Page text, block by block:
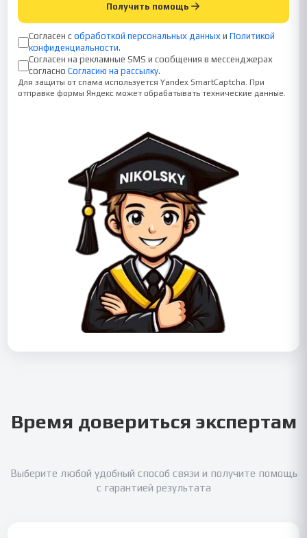
Получить помощь
Согласен с обработкой персональных данных и Политикой
конфиденциальности.
Согласен на рекламные SMS и сообщения в мессенджерах
согласно Согласию на рассылку.
Для защиты от спама используется Yandex SmartCaptcha. При
отправке формы Яндекс может обрабатывать технические данные.
Время довериться экспертам
Выберите любой удобный способ связи и получите помощь
с гарантией результата